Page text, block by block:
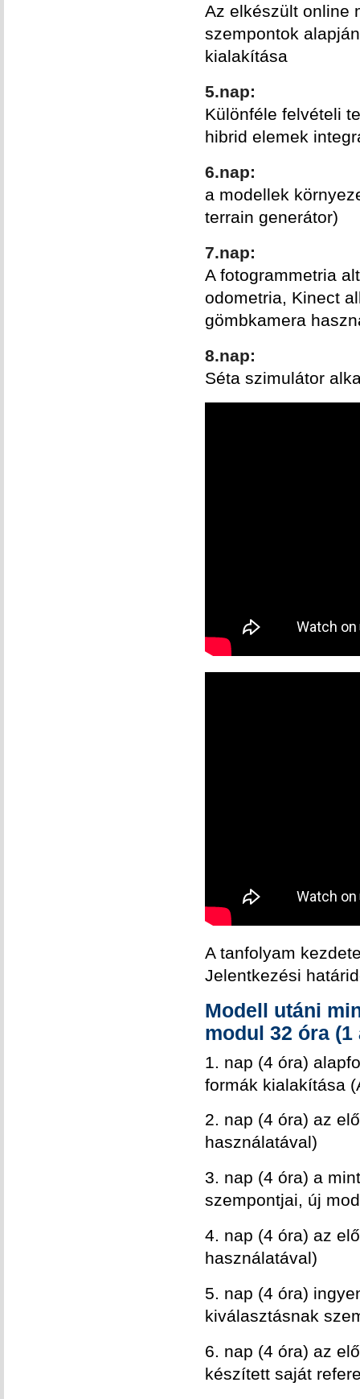
Az elkészült online
szempontok
kialakítása
5.nap:
Különféle felvételi
hibrid elemek
6.nap:
a modellek
terrain generátor)
7.nap:
A fotogrammetria
odometria, Kinect
gömbkamera
8.nap:
Séta szimulátor
A tanfolyam
Jelentkezési
Modell utáni
modul 32 óra
1. nap (4 óra)
formák kialakítása
2. nap (4 óra) az
használatával)
3. nap (4 óra) a
szempontjai, új
4. nap (4 óra) az
használatával)
5. nap (4 óra)
kiválasztásnak
6. nap (4 óra) az
készített saját